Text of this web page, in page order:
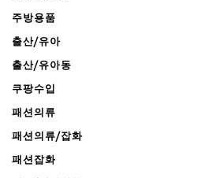
주방용품
출산/유아
출산/유아동
쿠팡수입
패션의류
패션의류/잡화
패션잡화